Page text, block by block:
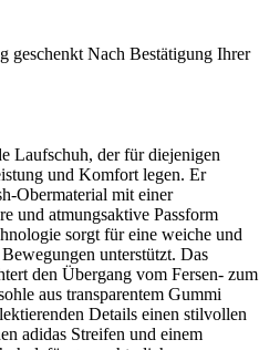
geschenkt Nach Bestätigung Ihrer
Laufschuh, der für diejenigen
und Komfort legen. Er
Obermaterial mit einer
und atmungsaktive Passform
sorgt für eine weiche und
unterstützt. Das
den Übergang vom Fersen- zum
aus transparentem Gummi
Details einen stilvollen
adidas Streifen und einem